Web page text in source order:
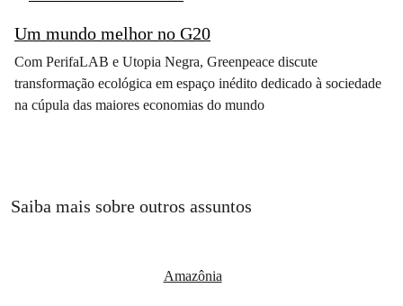
Um mundo melhor no G20
Com PerifaLAB e Utopia Negra, Greenpeace discute
transformação ecológica em espaço inédito dedicado à sociedade
na cúpula das maiores economias do mundo
Saiba mais sobre outros assuntos
Amazônia